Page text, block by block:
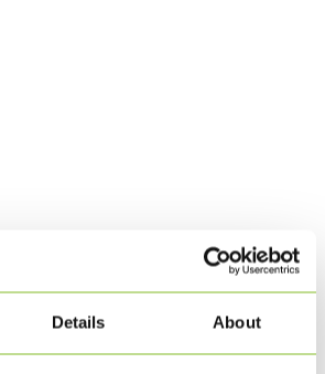
Details About